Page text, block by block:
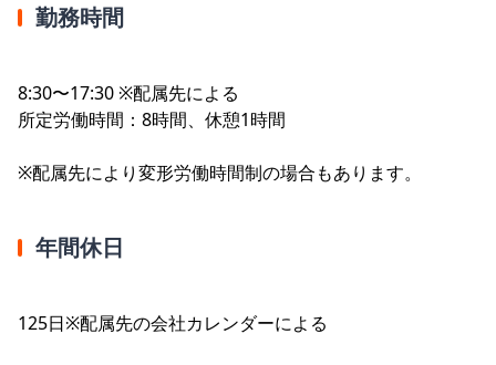
勤務時間
8:30〜17:30 ※配属先による
所定労働時間：8時間、休憩1時間
※配属先により変形労働時間制の場合もあります。
年間休日
125日※配属先の会社カレンダーによる